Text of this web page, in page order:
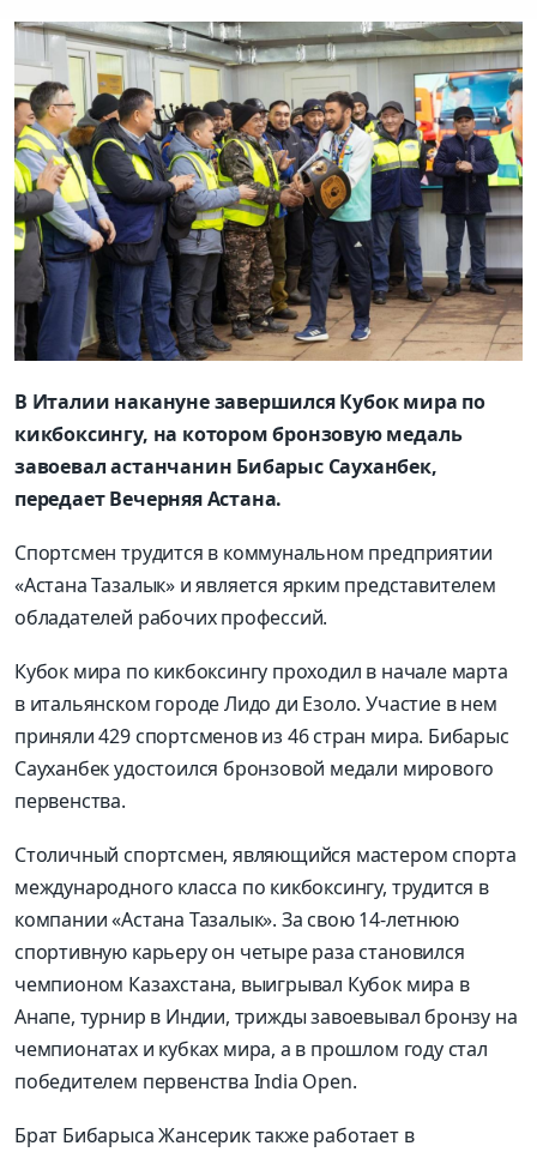
В Италии накануне завершился Кубок мира по
кикбоксингу, на котором бронзовую медаль
завоевал астанчанин Бибарыс Сауханбек,
передает Вечерняя Астана.
Спортсмен трудится в коммунальном предприятии
«Астана Тазалык» и является ярким представителем
обладателей рабочих профессий.
Кубок мира по кикбоксингу проходил в начале марта
в итальянском городе Лидо ди Езоло. Участие в нем
приняли 429 спортсменов из 46 стран мира. Бибарыс
Сауханбек удостоился бронзовой медали мирового
первенства.
Столичный спортсмен, являющийся мастером спорта
международного класса по кикбоксингу, трудится в
компании «Астана Тазалык». За свою 14-летнюю
спортивную карьеру он четыре раза становился
чемпионом Казахстана, выигрывал Кубок мира в
Анапе, турнир в Индии, трижды завоевывал бронзу на
чемпионатах и кубках мира, а в прошлом году стал
победителем первенства India Open.
Брат Бибарыса Жансерик также работает в